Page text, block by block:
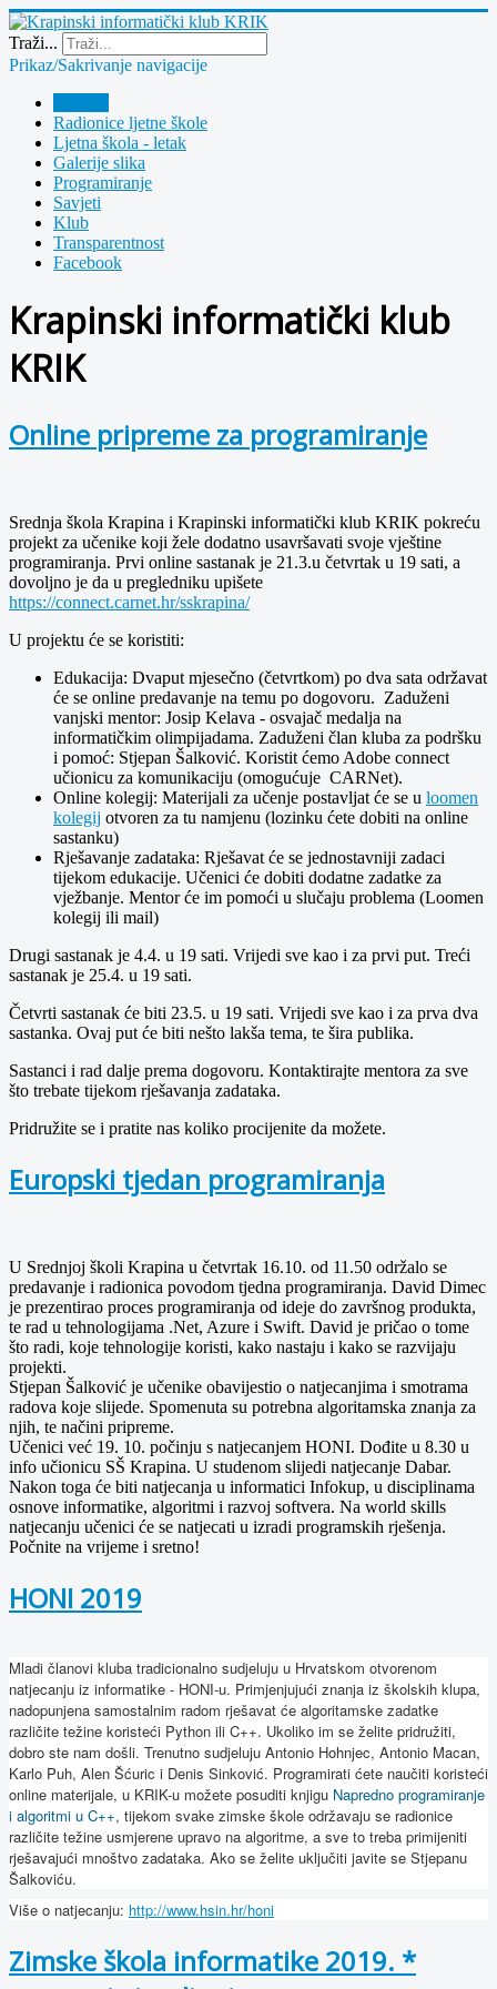
Traži...
Prikaz/Sakrivanje navigacije
Radionice ljetne škole
Ljetna škola - letak
Galerije slika
Programiranje
Savjeti
Klub
Transparentnost
Facebook
Krapinski informatički klub
KRIK
Online pripreme za programiranje
Srednja škola Krapina i Krapinski informatički klub KRIK pokreću
projekt za učenike koji žele dodatno usavršavati svoje vještine
programiranja. Prvi online sastanak je 21.3.u četvrtak u 19 sati, a
dovoljno je da u pregledniku upišete
https://connect.carnet.hr/sskrapina/
U projektu će se koristiti:
Edukacija: Dvaput mjesečno (četvrtkom) po dva sata održavat
će se online predavanje na temu po dogovoru. Zaduženi
vanjski mentor: Josip Kelava - osvajač medalja na
informatičkim olimpijadama. Zaduženi član kluba za podršku
i pomoć: Stjepan Šalković. Koristit ćemo Adobe connect
učionicu za komunikaciju (omogućuje CARNet).
Online kolegij: Materijali za učenje postavljat će se u loomen
kolegij otvoren za tu namjenu (lozinku ćete dobiti na online
sastanku)
Rješavanje zadataka: Rješavat će se jednostavniji zadaci
tijekom edukacije. Učenici će dobiti dodatne zadatke za
vježbanje. Mentor će im pomoći u slučaju problema (Loomen
kolegij ili mail)
Drugi sastanak je 4.4. u 19 sati. Vrijedi sve kao i za prvi put. Treći
sastanak je 25.4. u 19 sati.
Četvrti sastanak će biti 23.5. u 19 sati. Vrijedi sve kao i za prva dva
sastanka. Ovaj put će biti nešto lakša tema, te šira publika.
Sastanci i rad dalje prema dogovoru. Kontaktirajte mentora za sve
što trebate tijekom rješavanja zadataka.
Pridružite se i pratite nas koliko procijenite da možete.
Europski tjedan programiranja
U Srednjoj školi Krapina u četvrtak 16.10. od 11.50 održalo se
predavanje i radionica povodom tjedna programiranja. David Dimec
je prezentirao proces programiranja od ideje do završnog produkta,
te rad u tehnologijama .Net, Azure i Swift. David je pričao o tome
što radi, koje tehnologije koristi, kako nastaju i kako se razvijaju
projekti.
Stjepan Šalković je učenike obavijestio o natjecanjima i smotrama
radova koje slijede. Spomenuta su potrebna algoritamska znanja za
njih, te načini pripreme.
Učenici već 19. 10. počinju s natjecanjem HONI. Dođite u 8.30 u
info učionicu SŠ Krapina. U studenom slijedi natjecanje Dabar.
Nakon toga će biti natjecanja u informatici Infokup, u disciplinama
osnove informatike, algoritmi i razvoj softvera. Na world skills
natjecanju učenici će se natjecati u izradi programskih rješenja.
Počnite na vrijeme i sretno!
HONI 2019
Mladi članovi kluba tradicionalno sudjeluju u Hrvatskom otvorenom
natjecanju iz informatike - HONI-u. Primjenjujući znanja iz školskih klupa,
nadopunjena samostalnim radom rješavat će algoritamske zadatke
različite težine koristeći Python ili C++. Ukoliko im se želite pridružiti,
dobro ste nam došli. Trenutno sudjeluju Antonio Hohnjec, Antonio Macan,
Karlo Puh, Alen Šćuric i Denis Sinković. Programirati ćete naučiti koristeći
online materijale, u KRIK-u možete posuditi knjigu Napredno programiranje
i algoritmi u C++, tijekom svake zimske škole održavaju se radionice
različite težine usmjerene upravo na algoritme, a sve to treba primijeniti
rješavajući mnoštvo zadataka. Ako se želite uključiti javite se Stjepanu
Šalkoviću.
Više o natjecanju: http://www.hsin.hr/honi
Zimske škola informatike 2019. *
Year
Month
Year
Month